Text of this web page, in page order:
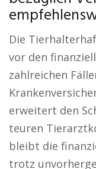
Die
vor den
zahlreichen
erweitert den
teuren
bleibt die
trotz